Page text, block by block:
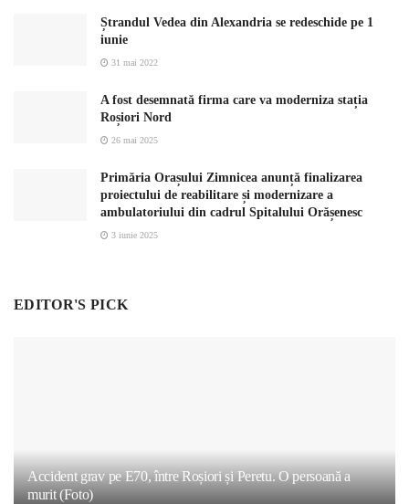
Ștrandul Vedea din Alexandria se redeschide pe 1
iunie
31 mai 2022
A fost desemnată firma care va moderniza stația
Roșiori Nord
26 mai 2025
Primăria Orașului Zimnicea anunță finalizarea
proiectului de reabilitare și modernizare a
ambulatoriului din cadrul Spitalului Orășenesc
3 iunie 2025
EDITOR'S PICK
Accident grav pe E70, între Roșiori și Peretu. O persoană a
murit (Foto)